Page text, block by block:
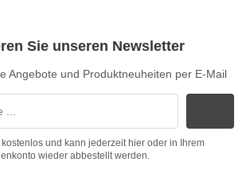
Sie unseren Newsletter
Angebote und Produktneuheiten per E-Mail
kostenlos und kann jederzeit hier oder in Ihrem
wieder abbestellt werden.